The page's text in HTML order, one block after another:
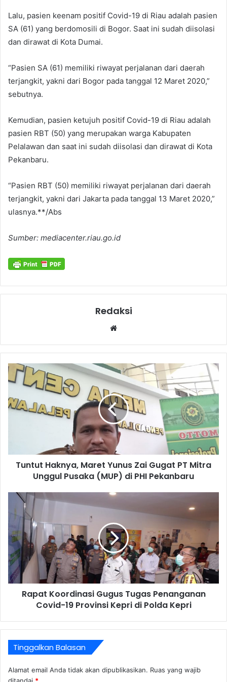
Lalu, pasien keenam positif Covid-19 di Riau adalah pasien
SA (61) yang berdomosili di Bogor. Saat ini sudah diisolasi
dan dirawat di Kota Dumai.
“Pasien SA (61) memiliki riwayat perjalanan dari daerah
terjangkit, yakni dari Bogor pada tanggal 12 Maret 2020,”
sebutnya.
Kemudian, pasien ketujuh positif Covid-19 di Riau adalah
pasien RBT (50) yang merupakan warga Kabupaten
Pelalawan dan saat ini sudah diisolasi dan dirawat di Kota
Pekanbaru.
“Pasien RBT (50) memiliki riwayat perjalanan dari daerah
terjangkit, yakni dari Jakarta pada tanggal 13 Maret 2020,”
ulasnya.**/Abs
Sumber: mediacenter.riau.go.id
Redaksi
Tuntut Haknya, Maret Yunus Zai Gugat PT Mitra
Unggul Pusaka (MUP) di PHI Pekanbaru
Rapat Koordinasi Gugus Tugas Penanganan
Covid-19 Provinsi Kepri di Polda Kepri
Tinggalkan Balasan
Alamat email Anda tidak akan dipublikasikan. Ruas yang wajib